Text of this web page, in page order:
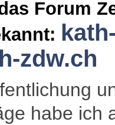
Forum
zdw.ch
habe ich